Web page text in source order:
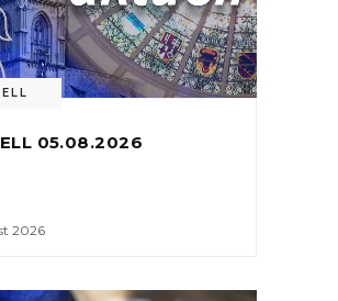
05.08.2026
2026